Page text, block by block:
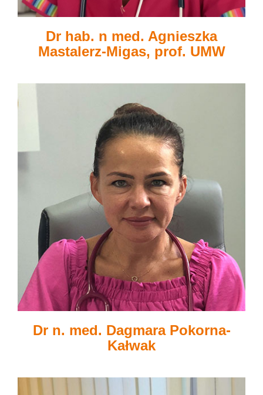
Dr hab. n med. Agnieszka
Mastalerz-Migas, prof. UMW
Dr n. med. Dagmara Pokorna-
Kałwak